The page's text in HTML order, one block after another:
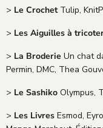
> Le CrochetTulip,
> Les Aiguilles à
> La Broderie Un chat
Permin, DMC, Thea
> Le Sashiko Olympus,
> Les Livres Esmod,